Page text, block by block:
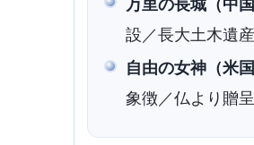
設／長大土木遺産
自由の女神（米国
象徴／仏より贈呈